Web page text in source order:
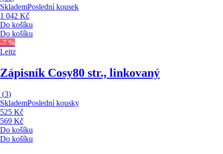
SklademPoslední kousek
1 042 Kč
Do košíku
Do košíku
-7 %
Leitz
Zápisník Cosy80 str., linkovaný
(3)
SklademPoslední kousky
525 Kč
569 Kč
Do košíku
Do košíku